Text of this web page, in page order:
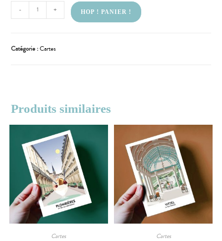
- + HOP ! PANIER !
Catégorie :Cartes
Produits similaires
Cartes Cartes